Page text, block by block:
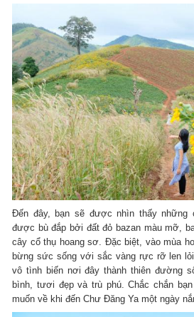
Đến đây, bạn sẽ được nhìn thấy những
được bù đắp bởi đất đỏ bazan màu mỡ,
cây cổ thụ hoang sơ. Đặc biệt, vào mùa
bừng sức sống với sắc vàng rực rỡ len
vô tình biến nơi đây thành thiên đường
bình, tươi đẹp và trù phú. Chắc chắn
muốn về khi đến Chư Đăng Ya một ngày